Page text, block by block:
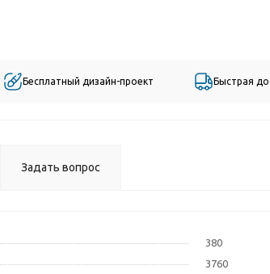
Бесплатный дизайн-проект Быстрая
Задать вопрос
380
3760